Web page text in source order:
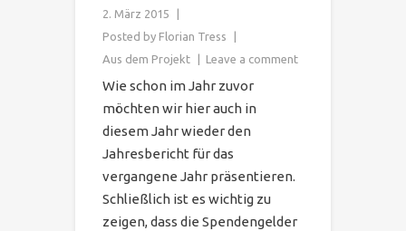
2. März 2015
Posted by Florian Tress
Aus dem Projekt
Leave a comment
Wie schon im Jahr zuvor
möchten wir hier auch in
diesem Jahr wieder den
Jahresbericht für das
vergangene Jahr präsentieren.
Schließlich ist es wichtig zu
zeigen, dass die Spendengelder